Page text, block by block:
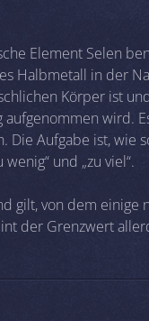
Element Selen
Halbmetall in der
Körper ist
wird.
Aufgabe ist, wie
und „zu viel“.
gilt, von dem einige
der Grenzwert